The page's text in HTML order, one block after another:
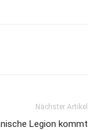
Nächster Artikel
Legion kommt